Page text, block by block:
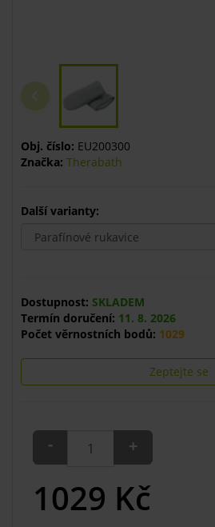
Obj. číslo: EU200300
Značka: Therabath
Další varianty:
Dostupnost: SKLADEM
Termín doručení: 11. 8. 2026
Počet věrnostních bodů: 1029
Zeptejte se
- +
1029 Kč